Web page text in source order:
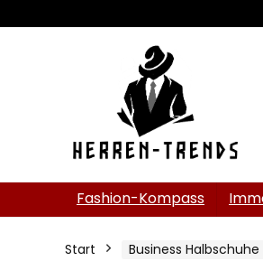
Fashion-Kompass
Start Business Halbschuhe